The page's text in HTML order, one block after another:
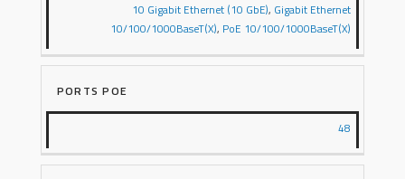
10 Gigabit Ethernet (10 GbE), Gigabit Ethernet
10/100/1000BaseT(X), PoE 10/100/1000BaseT(X)
PORTS POE
48